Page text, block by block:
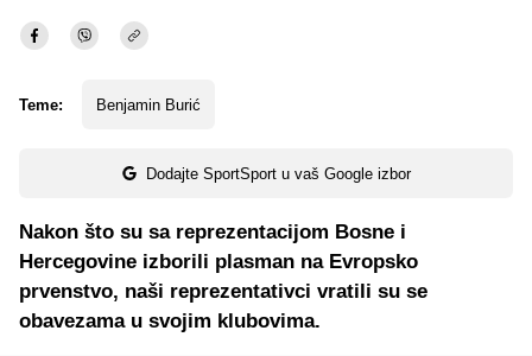
Teme: Benjamin Burić
Dodajte SportSport u vaš Google izbor
Nakon što su sa reprezentacijom Bosne i
Hercegovine izborili plasman na Evropsko
prvenstvo, naši reprezentativci vratili su se
obavezama u svojim klubovima.